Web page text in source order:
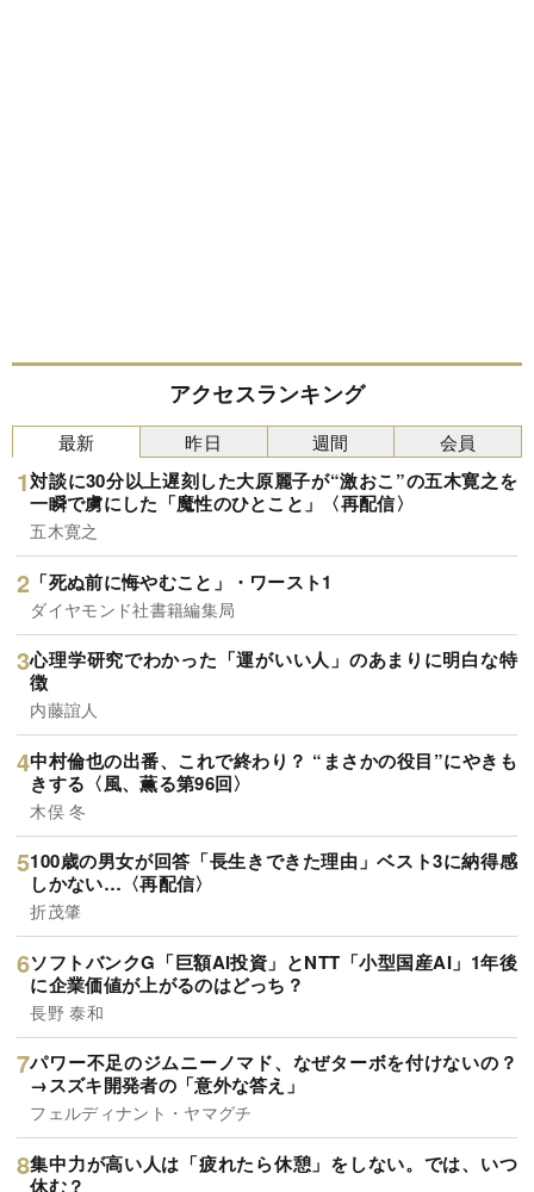
アクセスランキング
最新
対談に30分以上遅刻した大原麗子が“激おこ”の五木寛之を
一瞬で虜にした「魔性のひとこと」〈再配信〉
五木寛之
「死ぬ前に悔やむこと」・ワースト1
ダイヤモンド社書籍編集局
心理学研究でわかった「運がいい人」のあまりに明白な特
徴
内藤誼人
中村倫也の出番、これで終わり？ “まさかの役目”にやきも
きする〈風、薫る第96回〉
木俣 冬
100歳の男女が回答「長生きできた理由」ベスト3に納得感
しかない…〈再配信〉
折茂肇
ソフトバンクG「巨額AI投資」とNTT「小型国産AI」1年後
に企業価値が上がるのはどっち？
長野 泰和
パワー不足のジムニーノマド、なぜターボを付けないの？
→スズキ開発者の「意外な答え」
フェルディナント・ヤマグチ
集中力が高い人は「疲れたら休憩」をしない。では、いつ
休む？
昨日 週間 会員